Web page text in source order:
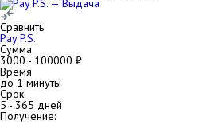
Сравнить
Pay P.S.
Сумма
3000 - 100000 ₽
Время
до 1 минуты
Срок
5- 365 дней
Получение: